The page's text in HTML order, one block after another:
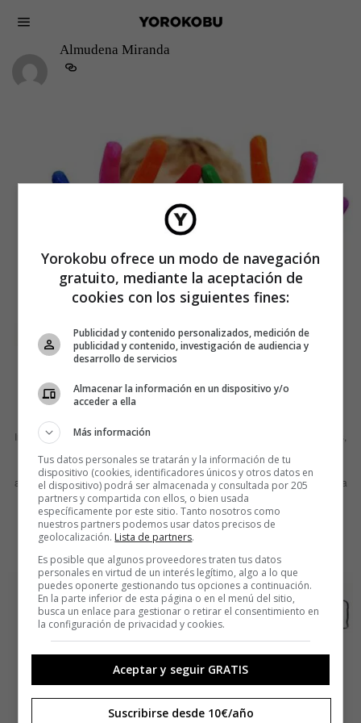
Almudena Miranda
CREATIVIDAD · IDEAS
TEDxPlazaCibeles: Aprender inglés
en 40 sonidos
Inglés medio, medio-alto. Hablado y escrito. Para muchos de los españoles,
horas frente a libros y manuales de bolsillo con un coste que no nos
atrevemos a decir, pero ni por esas. Y Coral George vino a dar la puntilla y a
impartir una clase magistral
LEER MÁS
Yorokobu ofrece un modo de navegación
gratuito, mediante la aceptación de
cookies con los siguientes fines:
Publicidad y contenido personalizados, medición de
publicidad y contenido, investigación de audiencia y
desarrollo de servicios
Almacenar la información en un dispositivo y/o
acceder a ella
Más información
Tus datos personales se tratarán y la información de tu
dispositivo (cookies, identificadores únicos y otros datos en
el dispositivo) podrá ser almacenada y consultada por 205
partners y compartida con ellos, o bien usada
específicamente por este sitio. Tanto nosotros como
nuestros partners podemos usar datos precisos de
geolocalización. Lista de partners.
Es posible que algunos proveedores traten tus datos
personales en virtud de un interés legítimo, algo a lo que
puedes oponerte gestionando tus opciones a continuación.
En la parte inferior de esta página o en el menú del sitio,
busca un enlace para gestionar o retirar el consentimiento en
la configuración de privacidad y cookies.
Aceptar y seguir GRATIS
Suscribirse desde 10€/año